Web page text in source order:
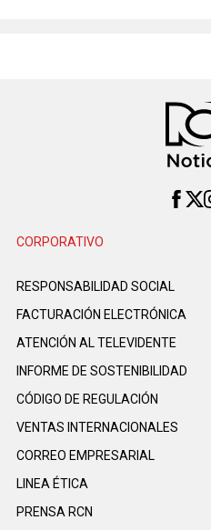
CORPORATIVO
RESPONSABILIDAD SOCIAL
FACTURACIÓN ELECTRÓNICA
ATENCIÓN AL TELEVIDENTE
INFORME DE SOSTENIBILIDAD
CÓDIGO DE REGULACIÓN
VENTAS INTERNACIONALES
CORREO EMPRESARIAL
LINEA ÉTICA
PRENSA RCN